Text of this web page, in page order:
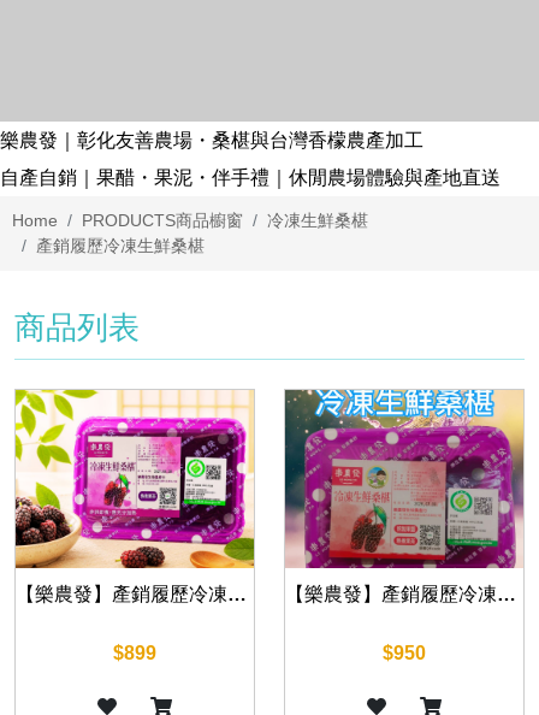
樂農發｜彰化友善農場・桑椹與台灣香檬農產加工
自產自銷｜果醋・果泥・伴手禮｜休閒農場體驗與產地直送
Home PRODUCTS商品櫥窗
冷凍生鮮桑椹
產銷履歷冷凍生鮮桑椹
商品列表
【樂農發】產銷履歷冷凍生鮮桑椹300公克/盒×8盒/箱
$899
【樂農發】產銷履歷冷凍生鮮桑椹400公克/盒×6盒｜原產台灣｜免運｜冷凍生鮮桑葚｜自產自銷
$950